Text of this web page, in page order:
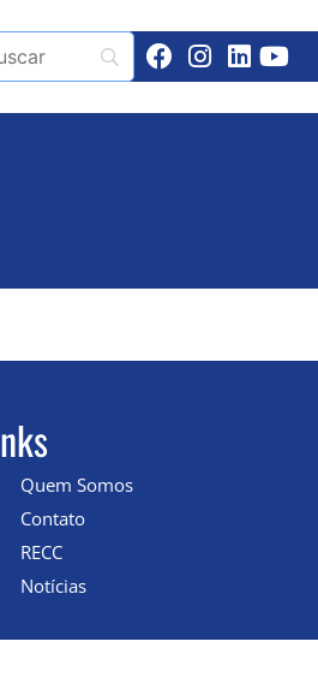
Quem Somos
Contato
RECC
Notícias